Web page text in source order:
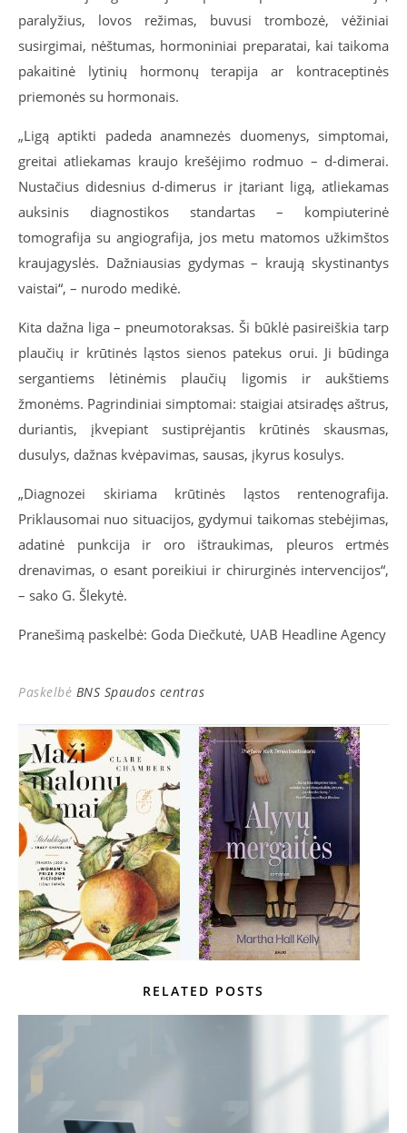
paralyžius, lovos režimas, buvusi trombozė, vėžiniai
susirgimai, nėštumas, hormoniniai preparatai, kai taikoma
pakaitinė lytinių hormonų terapija ar kontraceptinės
priemonės su hormonais.
„Ligą aptikti padeda anamnezės duomenys, simptomai,
greitai atliekamas kraujo krešėjimo rodmuo – d-dimerai.
Nustačius didesnius d-dimerus ir įtariant ligą, atliekamas
auksinis diagnostikos standartas – kompiuterinė
tomografija su angiografija, jos metu matomos užkimštos
kraujagyslės. Dažniausias gydymas – kraują skystinantys
vaistai“, – nurodo medikė.
Kita dažna liga – pneumotoraksas. Ši būklė pasireiškia tarp
plaučių ir krūtinės ląstos sienos patekus orui. Ji būdinga
sergantiems lėtinėmis plaučių ligomis ir aukštiems
žmonėms. Pagrindiniai simptomai: staigiai atsiradęs aštrus,
duriantis, įkvepiant sustiprėjantis krūtinės skausmas,
dusulys, dažnas kvėpavimas, sausas, įkyrus kosulys.
„Diagnozei skiriama krūtinės ląstos rentenografija.
Priklausomai nuo situacijos, gydymui taikomas stebėjimas,
adatinė punkcija ir oro ištraukimas, pleuros ertmės
drenavimas, o esant poreikiui ir chirurginės intervencijos“,
– sako G. Šlekytė.
Pranešimą paskelbė: Goda Diečkutė, UAB Headline Agency
Paskelbė BNS Spaudos centras
RELATED POSTS